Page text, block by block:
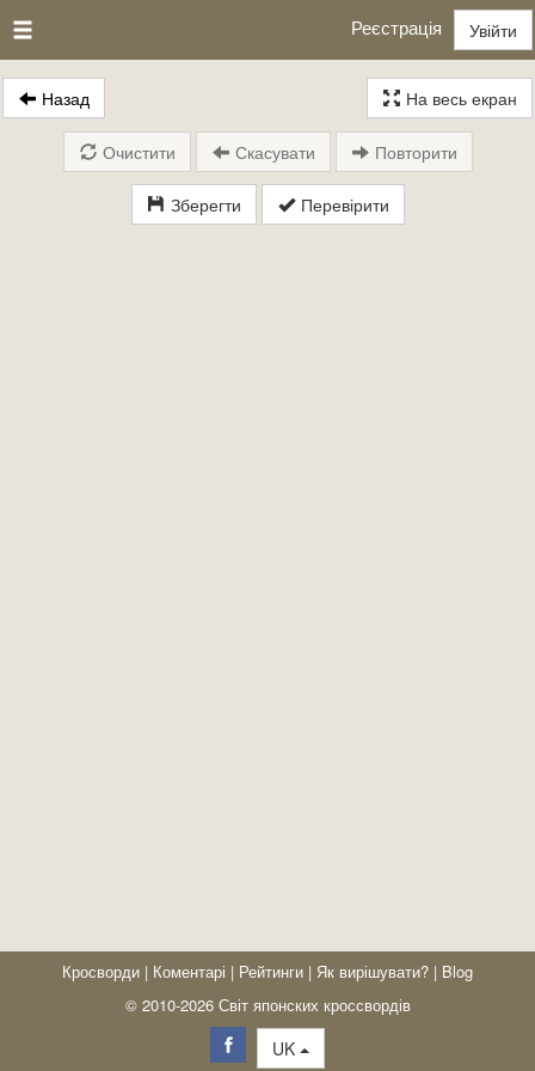
Реєстрація Увійти
Назад На весь екран
Зберегти Перевірити
Очистити Скасувати Повторити
Кросворди | Коментарі | Рейтинги | Як вирішувати? | Blog
© 2010-2026 Світ японских кроссвордів
UK